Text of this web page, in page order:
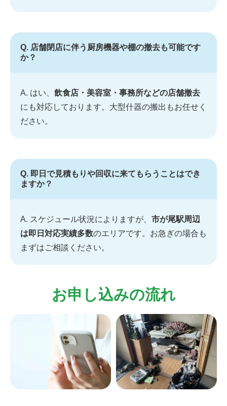
Q. 店舗閉店に伴う厨房機器や棚の撤去も可能です
か？
A. はい、 飲食店・美容室・事務所などの店舗撤去
にも対応しております。大型什器の搬出もお任せく
ださい。
Q. 即日で見積もりや回収に来てもらうことはでき
ますか？
A. スケジュール状況によりますが、 市が尾駅周辺
は即日対応実績多数のエリアです。お急ぎの場合も
まずはご相談ください。
お申し込みの流れ